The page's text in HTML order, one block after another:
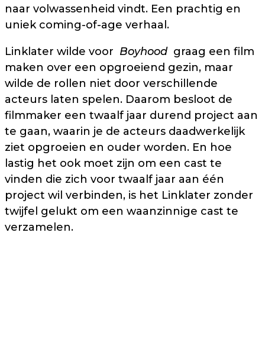
naar volwassenheid vindt. Een prachtig en
uniek coming-of-age verhaal.
Linklater wilde voor Boyhoodgraag een film
maken over een opgroeiend gezin, maar
wilde de rollen niet door verschillende
acteurs laten spelen. Daarom besloot de
filmmaker een twaalf jaar durend project aan
te gaan, waarin je de acteurs daadwerkelijk
ziet opgroeien en ouder worden. En hoe
lastig het ook moet zijn om een cast te
vinden die zich voor twaalf jaar aan één
project wil verbinden, is het Linklater zonder
twijfel gelukt om een waanzinnige cast te
verzamelen.